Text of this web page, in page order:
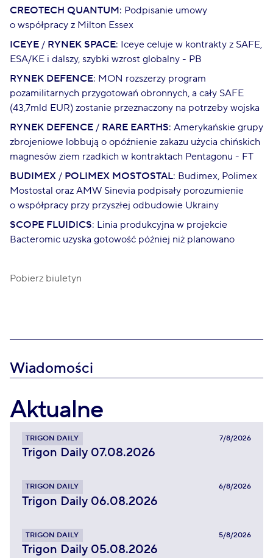
CREOTECH QUANTUM: Podpisanie umowy
o współpracy z Milton Essex
ICEYE / RYNEK SPACE: Iceye celuje w kontrakty z SAFE,
ESA/KE i dalszy, szybki wzrost globalny - PB
RYNEK DEFENCE: MON rozszerzy program
pozamilitarnych przygotowań obronnych, a cały SAFE
(43,7mld EUR) zostanie przeznaczony na potrzeby wojska
RYNEK DEFENCE / RARE EARTHS: Amerykańskie grupy
zbrojeniowe lobbują o opóźnienie zakazu użycia chińskich
magnesów ziem rzadkich w kontraktach Pentagonu - FT
BUDIMEX / POLIMEX MOSTOSTAL: Budimex, Polimex
Mostostal oraz AMW Sinevia podpisały porozumienie
o współpracy przy przyszłej odbudowie Ukrainy
SCOPE FLUIDICS: Linia produkcyjna w projekcie
Bacteromic uzyska gotowość później niż planowano
Pobierz biuletyn
Wiadomości
Aktualne
TRIGON DAILY 7/8/2026
Trigon Daily 07.08.2026
TRIGON DAILY 6/8/2026
Trigon Daily 06.08.2026
TRIGON DAILY 5/8/2026
Trigon Daily 05.08.2026